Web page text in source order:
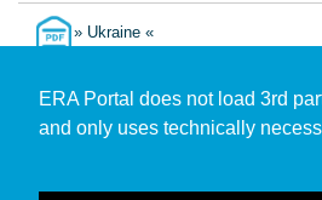
ERA Portal does not load 3rd
and only uses technically
» Ukraine «